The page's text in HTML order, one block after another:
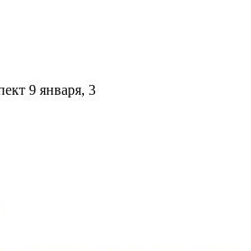
9 января, 3